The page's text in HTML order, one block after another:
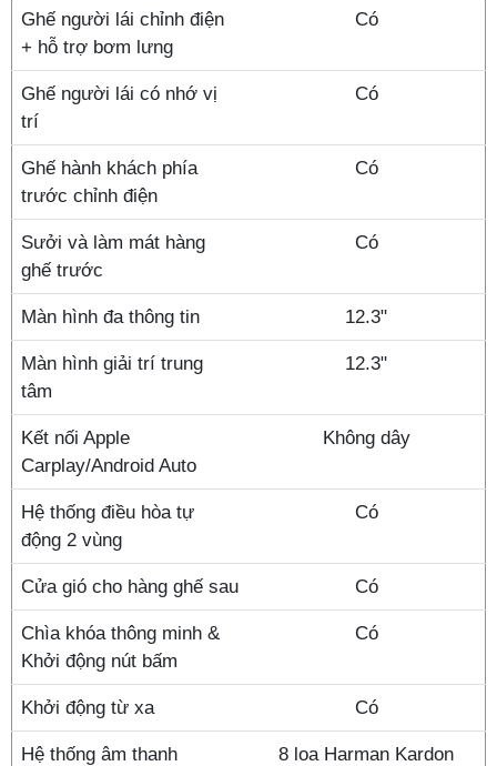
Ghế người lái chỉnh điện
+ hỗ trợ bơm lưng
Có
Ghế người lái có nhớ vị
trí
Có
Ghế hành khách phía
trước chỉnh điện
Có
Sưởi và làm mát hàng
ghế trước
Có
Màn hình đa thông tin 12.3"
Màn hình giải trí trung
tâm
12.3"
Kết nối Apple
Carplay/Android Auto
Không dây
Hệ thống điều hòa tự
động 2 vùng
Có
Cửa gió cho hàng ghế sau Có
Chìa khóa thông minh &
Khởi động nút bấm
Có
Khởi động từ xa Có
Hệ thống âm thanh 8 loa Harman Kardon